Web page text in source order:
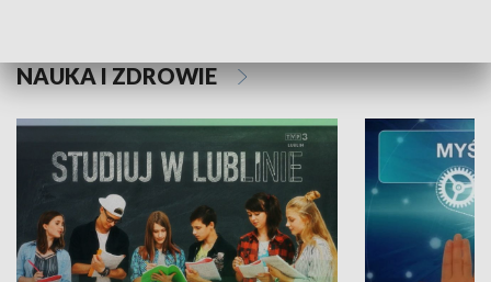
NAUKA I ZDROWIE